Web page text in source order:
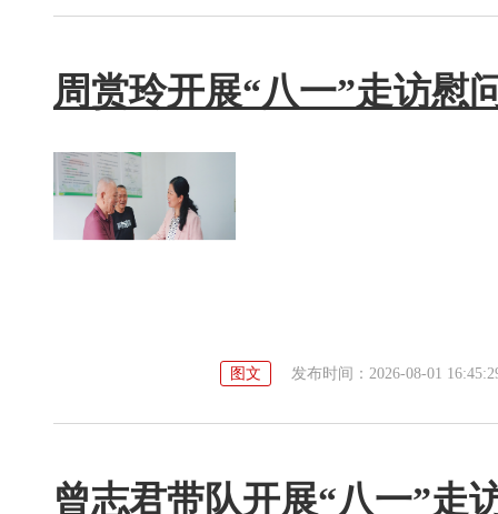
周赏玲开展“八一”走访慰
图文 发布时间：2026-08-01
曾志君带队开展“八一”走